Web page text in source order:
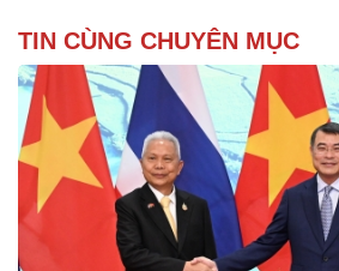
TIN CÙNG CHUYÊN MỤC